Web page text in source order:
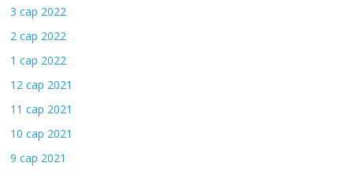
3 сар 2022
2 сар 2022
1 сар 2022
12 сар 2021
11 сар 2021
10 сар 2021
9 сар 2021